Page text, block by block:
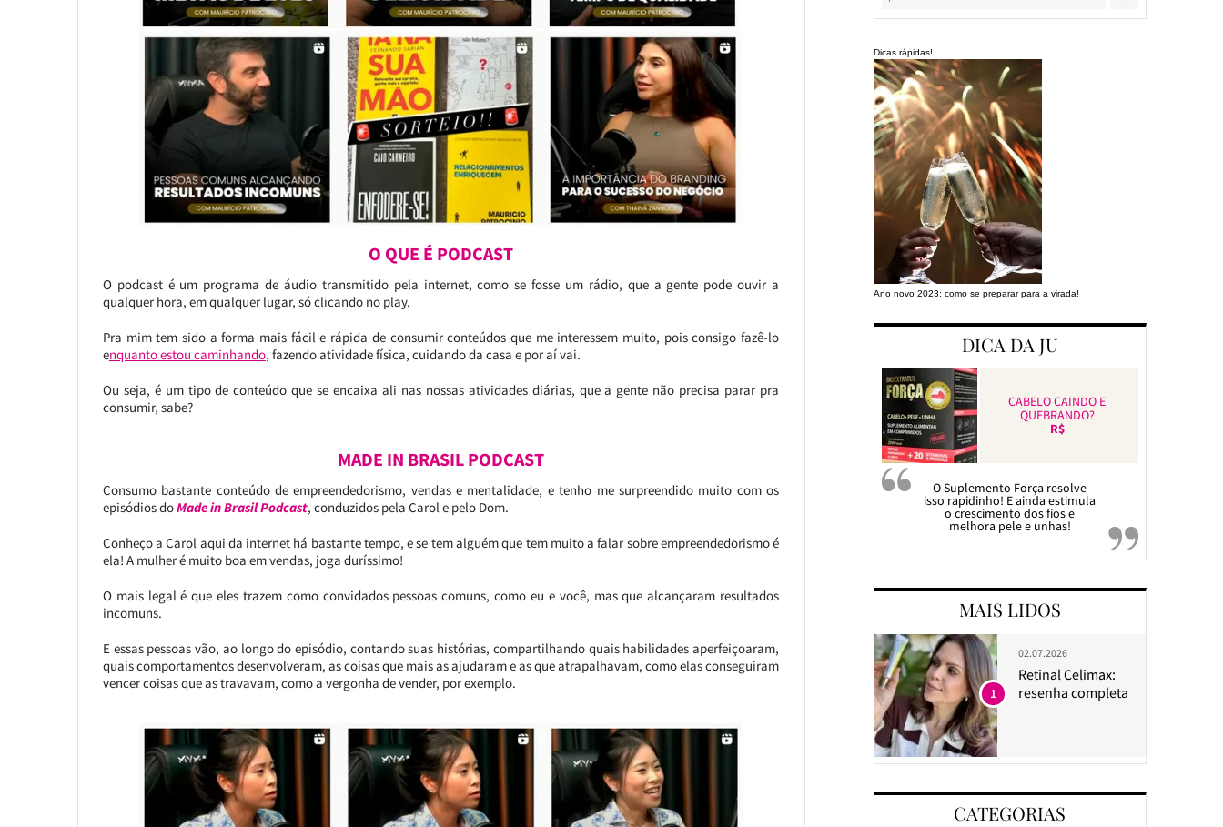
O QUE É PODCAST
O podcast é um programa de áudio transmitido pela internet, como se fosse um rádio, que a gente pode ouvir a
qualquer hora, em qualquer lugar, só clicando no play.
Pra mim tem sido a forma mais fácil e rápida de consumir conteúdos que me interessem muito, pois consigo fazê-lo
enquanto estou caminhando, fazendo atividade física, cuidando da casa e por aí vai.
Ou seja, é um tipo de conteúdo que se encaixa ali nas nossas atividades diárias, que a gente não precisa parar pra
consumir, sabe?
MADE IN BRASIL PODCAST
Consumo bastante conteúdo de empreendedorismo, vendas e mentalidade, e tenho me surpreendido muito com os
episódios doMade in Brasil Podcast, conduzidos pela Carol e pelo Dom.
Conheço a Carol aqui da internet há bastante tempo, e se tem alguém que tem muito a falar sobre empreendedorismo é
ela! A mulher é muito boa em vendas, joga duríssimo!
O mais legal é que eles trazem como convidados pessoas comuns, como eu e você, mas que alcançaram resultados
incomuns.
E essas pessoas vão, ao longo do episódio, contando suas histórias, compartilhando quais habilidades aperfeiçoaram,
quais comportamentos desenvolveram, as coisas que mais as ajudaram e as que atrapalhavam, como elas conseguiram
vencer coisas que as travavam, como a vergonha de vender, por exemplo.
Dicas rápidas!
Ano novo 2023: como se preparar para a virada!
DICA DA JU
CABELO CAINDO E
QUEBRANDO?
R$
O Suplemento Força resolve
isso rapidinho! E ainda estimula
o crescimento dos fios e
melhora pele e unhas!
MAIS LIDOS
02.07.2026
Retinal Celimax:
resenha completa
1
CATEGORIAS